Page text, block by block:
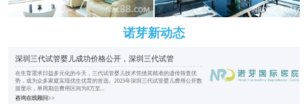
诺芽新动态
深圳三代试管婴儿成功价格公开，深圳三代试管
在生育需求日益多元化的今天，三代试管婴儿技术凭借其精准的遗传筛查优
势，成为众多家庭实现优生优育的首选。2025年深圳三代试管婴儿费用公开数
据显示，单周期总费用区间为8万至...
咨询在线顾问>>